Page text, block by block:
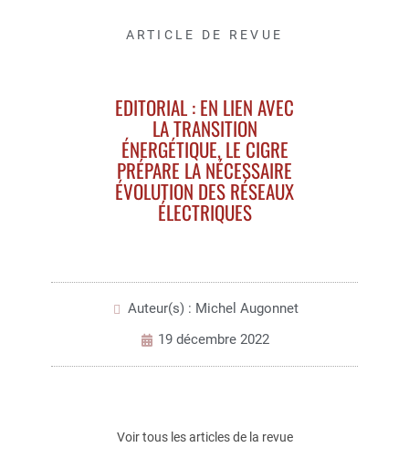
ARTICLE DE REVUE
EDITORIAL : EN LIEN AVEC
LA TRANSITION
ÉNERGÉTIQUE, LE CIGRE
PRÉPARE LA NÉCESSAIRE
ÉVOLUTION DES RÉSEAUX
ÉLECTRIQUES
Auteur(s) : Michel Augonnet
19 décembre 2022
Voir tous les articles de la revue